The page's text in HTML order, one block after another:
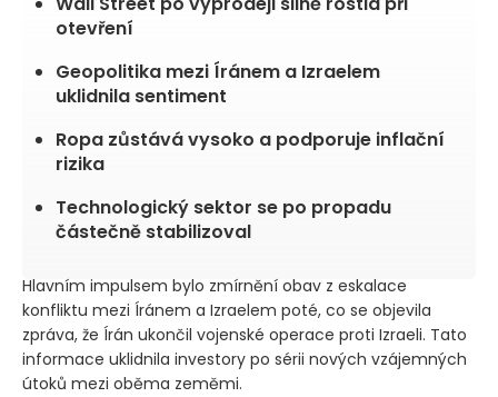
otevření
Geopolitika mezi Íránem a Izraelem
uklidnila sentiment
Ropa zůstává vysoko a podporuje inflační
rizika
Technologický sektor se po propadu
částečně stabilizoval
Hlavním impulsem bylo zmírnění obav z eskalace
konfliktu mezi Íránem a Izraelem poté, co se objevila
zpráva, že Írán ukončil vojenské operace proti Izraeli. Tato
informace uklidnila investory po sérii nových vzájemných
útoků mezi oběma zeměmi.